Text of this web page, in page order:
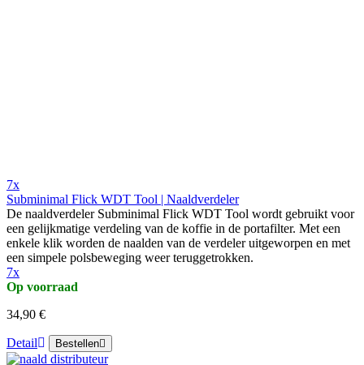
7x
Subminimal Flick WDT Tool | Naaldverdeler
De naaldverdeler Subminimal Flick WDT Tool wordt gebruikt voor
een gelijkmatige verdeling van de koffie in de portafilter. Met een
enkele klik worden de naalden van de verdeler uitgeworpen en met
een simpele polsbeweging weer teruggetrokken.
7x
Op voorraad
34,90 €
Detail Bestellen